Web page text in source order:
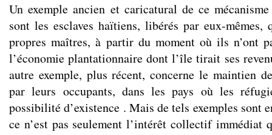
Un exemple ancien et caricatural de ce
sont les esclaves haïtiens, libérés par eux-mêmes,
propres maîtres, à partir du moment où ils n’ont
l’économie plantationnaire dont l’île tirait ses
autre exemple, plus récent, concerne le maintien
par leurs occupants, dans les pays où les
possibilité d’existence . Mais de tels exemples sont
ce n’est pas seulement l’intérêt collectif immédiat